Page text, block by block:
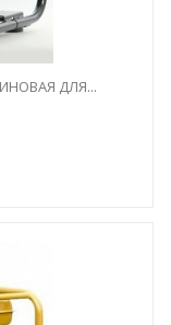
ДЛЯ...